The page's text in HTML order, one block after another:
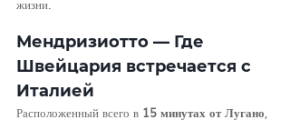
жизни.
Мендризиотто — Где
Швейцария встречается с
Италией
Расположенный всего в 15 минутах от Лугано